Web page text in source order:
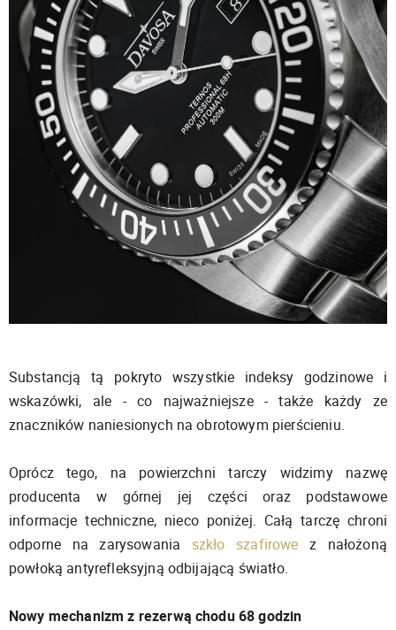
Substancją tą pokryto wszystkie indeksy godzinowe i
wskazówki, ale - co najważniejsze - także każdy ze
znaczników naniesionych na obrotowym pierścieniu.
Oprócz tego, na powierzchni tarczy widzimy nazwę
producenta w górnej jej części oraz podstawowe
informacje techniczne, nieco poniżej. Całą tarczę chroni
odporne na zarysowania szkło szafirowe z nałożoną
powłoką antyrefleksyjną odbijającą światło.
Nowy mechanizm z rezerwą chodu 68 godzin